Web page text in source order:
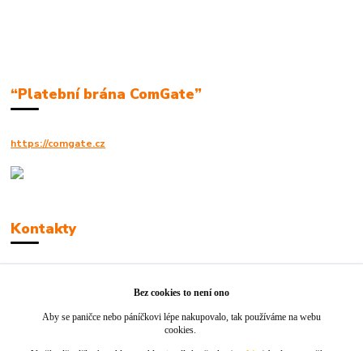
“Platební brána ComGate”
https://comgate.cz
Kontakty
info@jackie-shop.cz
Bez cookies to není ono
Aby se paničce nebo páníčkovi lépe nakupovalo, tak používáme na webu
cookies.